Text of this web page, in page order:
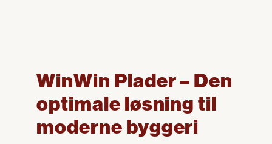
WinWin Plader – Den
optimale løsning til
moderne byggeri